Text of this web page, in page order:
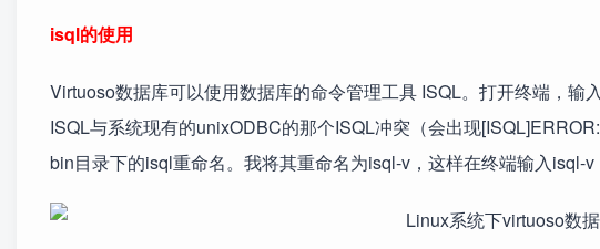
isql的使用
Virtuoso数据库可以使用数据库的命令管理工具 ISQL。打开终端，
ISQL与系统现有的unixODBC的那个ISQL冲突（会出现
bin目录下的isql重命名。我将其重命名为isql-v，这样在终端输入isql-v